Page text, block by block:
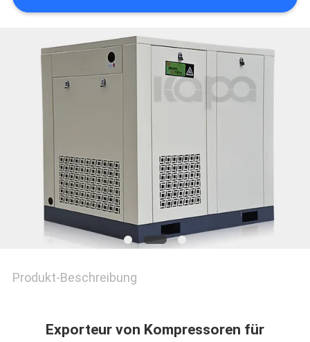
SITEMAP
PRIVACY
Produkt-Beschreibung
Exporteur von Kompressoren für